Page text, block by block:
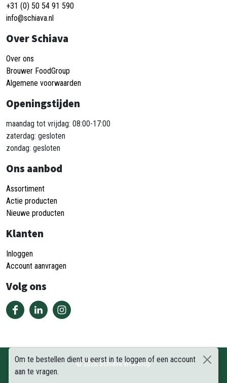
Om te bestellen dient u eerst in te loggen of een account
aan te vragen.
+31 (0) 50 54 91 590
info@schiava.nl
Over Schiava
Over ons
Brouwer FoodGroup
Algemene voorwaarden
Openingstijden
maandag tot vrijdag: 08:00-17:00
zaterdag: gesloten
zondag: gesloten
Ons aanbod
Assortiment
Actie producten
Nieuwe producten
Klanten
Inloggen
Account aanvragen
Volg ons
©2026Schiava Webshop